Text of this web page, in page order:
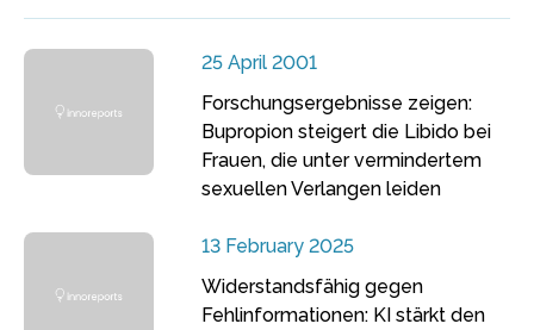
25 April 2001
Forschungsergebnisse zeigen:
Bupropion steigert die Libido bei
Frauen, die unter vermindertem
sexuellen Verlangen leiden
13 February 2025
Widerstandsfähig gegen
Fehlinformationen: KI stärkt den